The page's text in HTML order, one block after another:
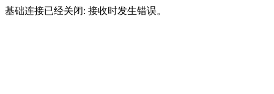
基础连接已经关闭: 接收时发生错误。